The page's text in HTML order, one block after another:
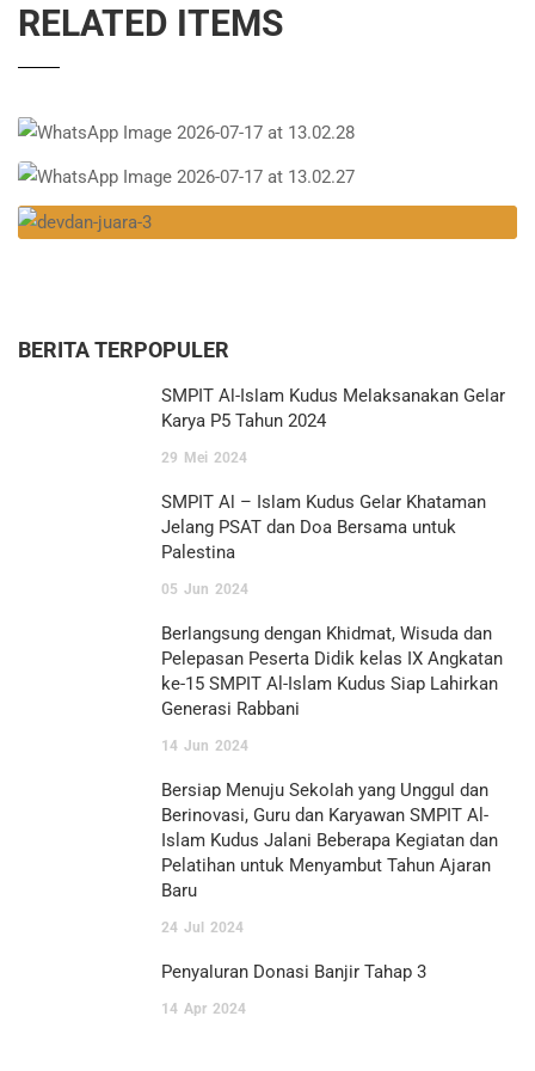
RELATED ITEMS
BERITA TERPOPULER
SMPIT Al-Islam Kudus Melaksanakan Gelar
Karya P5 Tahun 2024
29 Mei 2024
SMPIT Al – Islam Kudus Gelar Khataman
Jelang PSAT dan Doa Bersama untuk
Palestina
05 Jun 2024
Berlangsung dengan Khidmat, Wisuda dan
Pelepasan Peserta Didik kelas IX Angkatan
ke-15 SMPIT Al-Islam Kudus Siap Lahirkan
Generasi Rabbani
14 Jun 2024
Bersiap Menuju Sekolah yang Unggul dan
Berinovasi, Guru dan Karyawan SMPIT Al-
Islam Kudus Jalani Beberapa Kegiatan dan
Pelatihan untuk Menyambut Tahun Ajaran
Baru
24 Jul 2024
Penyaluran Donasi Banjir Tahap 3
14 Apr 2024